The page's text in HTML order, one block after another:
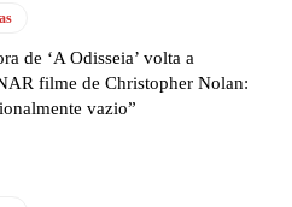
de ‘A Odisseia’ volta a
filme de Christopher Nolan:
vazio”